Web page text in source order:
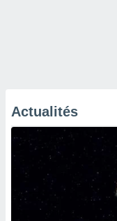
Actualités